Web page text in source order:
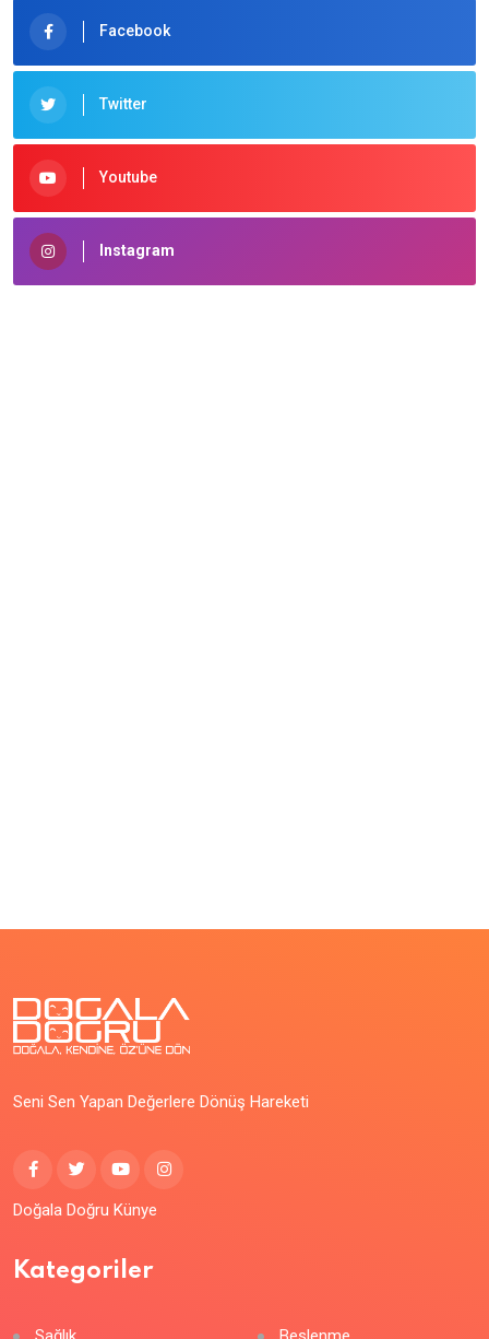
Facebook
Twitter
Youtube
Instagram
Seni Sen Yapan Değerlere Dönüş Hareketi
Doğala Doğru Künye
Kategoriler